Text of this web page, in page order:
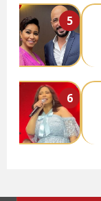
5
6